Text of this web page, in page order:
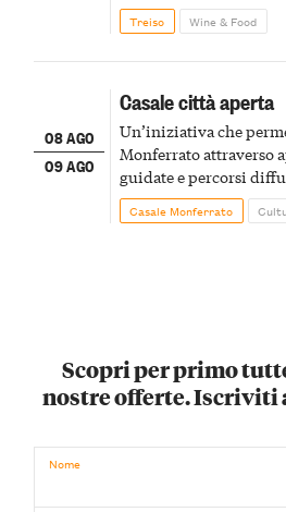
Treiso Wine & Food
08 AGO
09 AGO
Casale città aperta
Un’iniziativa che
Monferrato attraverso
guidate e percorsi
Casale Monferrato
Scopri per primo
nostre offerte. Iscriviti
Nome